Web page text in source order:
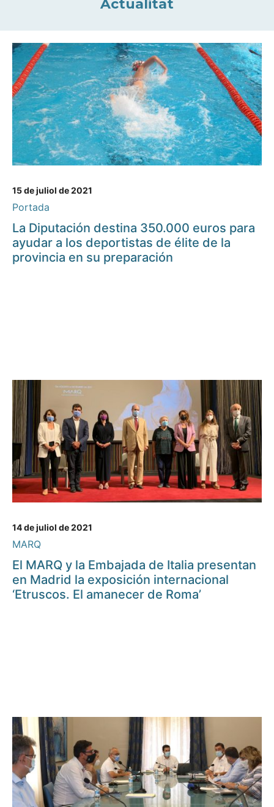
Actualitat
15 de juliol de 2021
Portada
La Diputación destina 350.000 euros para
ayudar a los deportistas de élite de la
provincia en su preparación
14 de juliol de 2021
MARQ
El MARQ y la Embajada de Italia presentan
en Madrid la exposición internacional
‘Etruscos. El amanecer de Roma’